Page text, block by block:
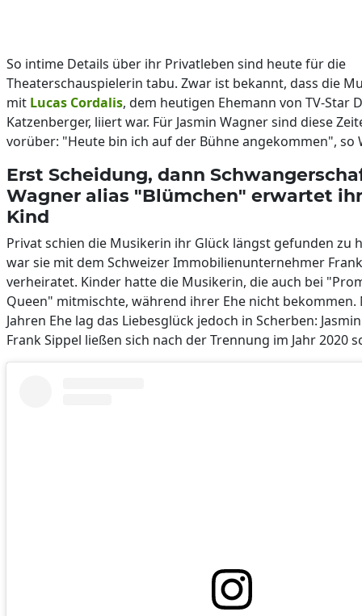
So intime Details über ihr Privatleben sind heute für die
Theaterschauspielerin tabu. Zwar ist bekannt, dass die
mit Lucas Cordalis, dem heutigen Ehemann von TV-Star
Katzenberger, liiert war. Für Jasmin Wagner sind diese
vorüber: "Heute bin ich auf der Bühne angekommen", so
Erst Scheidung, dann
Wagner alias "Blümchen" erwartet
Kind
Privat schien die Musikerin ihr Glück längst gefunden zu
war sie mit dem Schweizer Immobilienunternehmer
verheiratet. Kinder hatte die Musikerin, die auch bei
Queen" mitmischte, während ihrer Ehe nicht bekommen.
Jahren Ehe lag das Liebesglück jedoch in Scherben:
Frank Sippel ließen sich nach der Trennung im Jahr 2020